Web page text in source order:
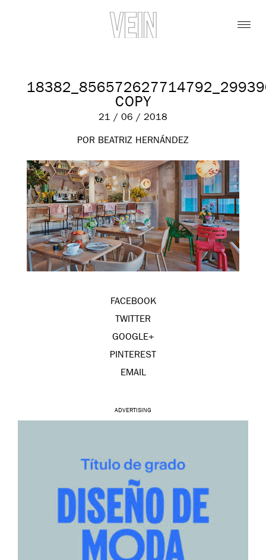
COPY
21 / 06 / 2018
POR BEATRIZ HERNÁNDEZ
FACEBOOK
TWITTER
GOOGLE+
PINTEREST
EMAIL
ADVERTISING